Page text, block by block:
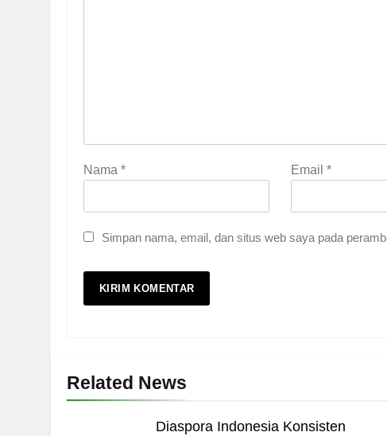
Nama * Email *
Simpan nama, email, dan situs web saya pada
Related News
Diaspora Indonesia Konsisten